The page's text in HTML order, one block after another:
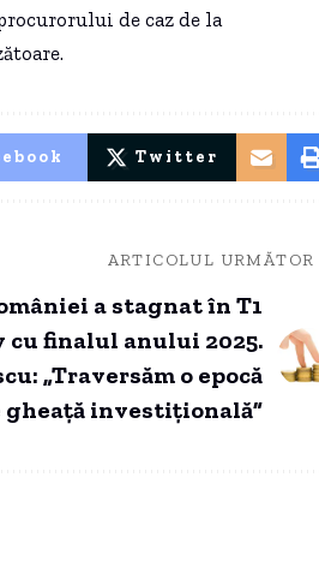
de caz de la
Twitter
ARTICOLUL URMĂTOR
a stagnat în T1
cu finalul anului 2025.
„Traversăm o epocă
gheață investițională”